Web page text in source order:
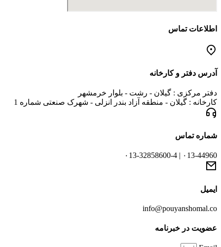
اطلاعات تماس
آدرس دفتر و کارخانه
دفتر مرکزی : گیلان - رشت - بلوار خرمشهر
کارخانه : گیلان - منطقه آزاد بندر انزلی - شهرک صنعتی شماره 1
شماره تماس
۰13-44960 | ۰13-32858600-4
ایمیل
info@pouyanshomal.co
عضویت در خبرنامه